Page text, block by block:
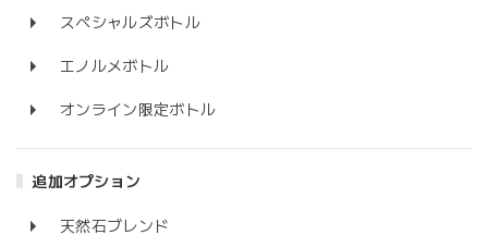
スペシャルズボトル
エノルメボトル
オンライン限定ボトル
追加オプション
天然石ブレンド